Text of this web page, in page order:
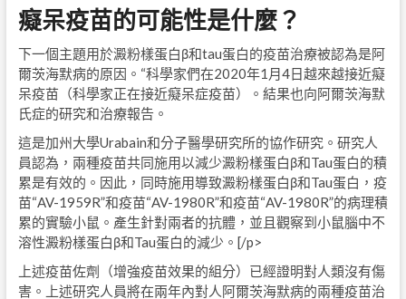
癡呆疫苗的可能性是什麼？
下一個主題用於澱粉樣蛋白β和tau蛋白的疫苗治療被認為是阿
爾茨海默病的原因。“科學家們在2020年1月4日越來越接近癡
呆疫苗（科學家正在接近癡呆症疫苗）。結果也向阿爾茨海默
氏症的研究和治療報告。
這是加州大學Urabain和分子醫學研究所的協作研究。研究人
員認為，兩種疫苗共同施用以減少澱粉樣蛋白β和Tau蛋白的積
累是有效的。因此，同時施用導致澱粉樣蛋白β和Tau蛋白，疫
苗“AV-1959R”和疫苗“AV-1980R”和疫苗“AV-1980R”的病理積
累的實驗小鼠。產生針對兩者的抗體，並且觀察到小鼠腦中不
溶性澱粉樣蛋白β和Tau蛋白的減少。[/p>
上述疫苗佐劑（增強疫苗效果的組分）已經證明對人類沒有傷
害。上述研究人員將在兩年內對人阿爾茨海默病的兩種疫苗治